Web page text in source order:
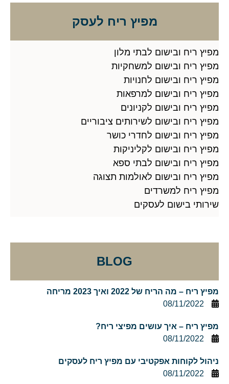
מפיץ ריח לעסק
מפיץ ריח ובישום לבתי מלון
מפיץ ריח ובישום למשחקיות
מפיץ ריח ובישום לחנויות
מפיץ ריח ובישום למרפאות
מפיץ ריח ובישום לקניונים
מפיץ ריח ובישום לשירותים ציבוריים
מפיץ ריח ובישום לחדרי כושר
מפיץ ריח ובישום לקליניקות
מפיץ ריח ובישום לבתי ספא
מפיץ ריח ובישום לאולמות תצוגה
מפיץ ריח למשרדים
שירותי בישום לעסקים
BLOG
מפיץ ריח – מה הריח של 2022 ואיך 2023 מריחה
08/11/2022
מפיץ ריח – איך עושים מפיצי ריח?
08/11/2022
ניהול לקוחות אפקטיבי עם מפיץ ריח לעסקים
08/11/2022